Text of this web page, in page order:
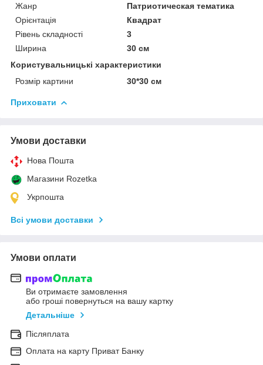
Жанр
Патриотическая тематика
Орієнтація
Квадрат
Рівень складності
3
Ширина
30 см
Користувальницькі характеристики
Розмір картини
30*30 см
Приховати
Умови доставки
Нова Пошта
Магазини Rozetka
Укрпошта
Всі умови доставки
Умови оплати
Ви отримаєте замовлення
або гроші повернуться на вашу картку
Детальніше
Післяплата
Оплата на карту Приват Банку